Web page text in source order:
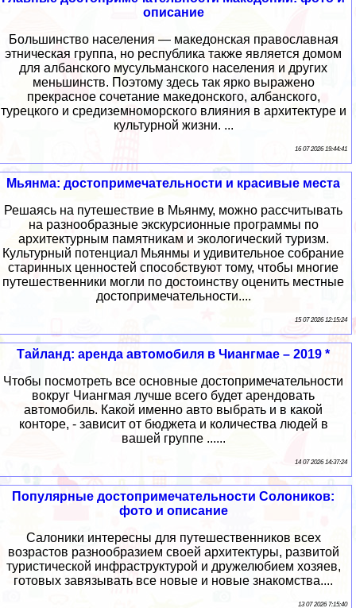
описание
Большинство населения — македонская православная
этническая группа, но республика также является домом
для албанского мусульманского населения и других
меньшинств. Поэтому здесь так ярко выражено
прекрасное сочетание македонского, албанского,
турецкого и средиземноморского влияния в архитектуре и
культурной жизни. ...
16 07 2026 19:44:41
Мьянма: достопримечательности и красивые места
Решаясь на путешествие в Мьянму, можно рассчитывать
на разнообразные экскурсионные программы по
архитектурным памятникам и экологический туризм.
Культурный потенциал Мьянмы и удивительное собрание
старинных ценностей способствуют тому, чтобы многие
путешественники могли по достоинству оценить местные
достопримечательности....
15 07 2026 12:15:24
Тайланд: аренда автомобиля в Чиангмае – 2019 *
Чтобы посмотреть все основные достопримечательности
вокруг Чиангмая лучше всего будет арендовать
автомобиль. Какой именно авто выбрать и в какой
конторе, - зависит от бюджета и количества людей в
вашей группе ......
14 07 2026 14:37:24
Популярные достопримечательности Солоников:
фото и описание
Салоники интересны для путешественников всех
возрастов разнообразием своей архитектуры, развитой
туристической инфраструктурой и дружелюбием хозяев,
готовых завязывать все новые и новые знакомства....
13 07 2026 7:15:40